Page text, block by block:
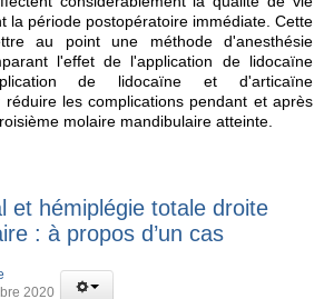
la période postopératoire immédiate. Cette
au point une méthode d'anesthésie
l'effet de l'application de lidocaïne
de lidocaïne et d'articaïne
réduire les complications pendant et après
molaire mandibulaire atteinte.
et hémiplégie totale droite
: à propos d’un cas
2020